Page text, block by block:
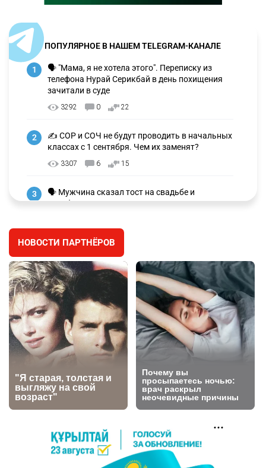
ПОПУЛЯРНОЕ В НАШЕМ TELEGRAM-КАНАЛЕ
1
🗣 "Мама, я не хотела этого". Переписку из
телефона Нурай Серикбай в день похищения
зачитали в суде
3292 0 22
2
✍️ СОР и СОЧ не будут проводить в начальных
классах с 1 сентября. Чем их заменят?
3307 6 15
3
🗣 Мужчина сказал тост на свадьбе и
заработал уголовное дело
🐏 Скота больше, а мясо дороже. Почему в
Казахстане продолжают расти цены на
баранину и конину
2706
5
⚠️ Доброе утро, друзья! Предлагаем обзор
главных новостей за 4 августа
2804 0 1
6
🗣Глава государства направил телеграмму
соболезнования родным и близким Халық
қаһарманы Ивана Гапича
2779 2 42
🇫🇷 Клуб ПСЖ объявил об открытии своей
футбольной академии в Астане
НОВОСТИ ПАРТНЁРОВ